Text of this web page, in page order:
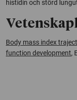
histidin och störd
Body mass index
function development,